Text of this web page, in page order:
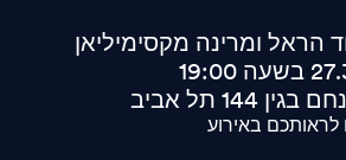
ומרינה מקסימיליאן
144 תל אביב
באירוע